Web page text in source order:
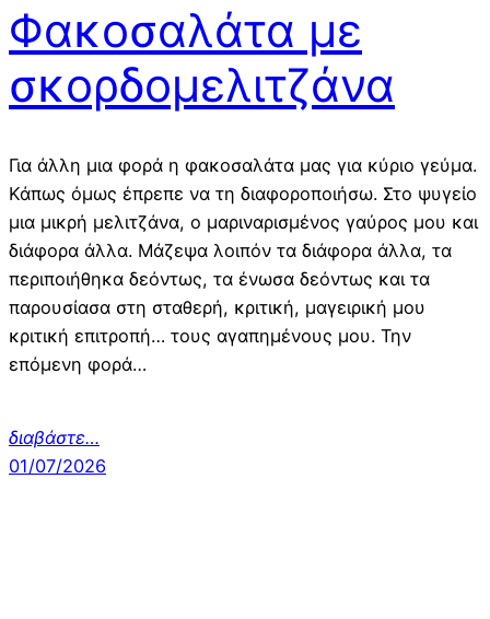
Φακοσαλάτα με
σκορδομελιτζάνα
Για άλλη μια φορά η φακοσαλάτα μας για κύριο γεύμα.
Κάπως όμως έπρεπε να τη διαφοροποιήσω. Στο ψυγείο
μια μικρή μελιτζάνα, ο μαριναρισμένος γαύρος μου και
διάφορα άλλα. Μάζεψα λοιπόν τα διάφορα άλλα, τα
περιποιήθηκα δεόντως, τα ένωσα δεόντως και τα
παρουσίασα στη σταθερή, κριτική, μαγειρική μου
κριτική επιτροπή… τους αγαπημένους μου. Την
επόμενη φορά…
διαβάστε…
01/07/2026